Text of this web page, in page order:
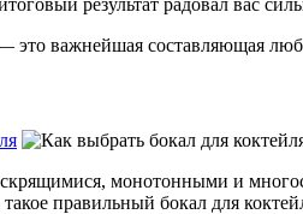
результат радовал вас
это важнейшая составляющая
монотонными и
правильный бокал для